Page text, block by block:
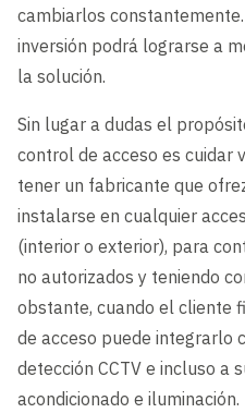
cambiarlos
inversión podrá lograrse a
la solución.
Sin lugar a dudas el
control de acceso es cuidar
tener un fabricante que
instalarse en cualquier
(interior o exterior), para
no autorizados y teniendo
obstante, cuando el cliente
de acceso puede integrarlo
detección CCTV e incluso a
acondicionado e iluminación.